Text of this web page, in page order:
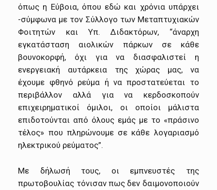
όπως η Εύβοια, όπου εδώ και χρόνια υπάρχει
-σύμφωνα με τον Σύλλογο των Μεταπτυχιακών
Φοιτητών και Υπ. Διδακτόρων, “άναρχη
εγκατάσταση αιολικών πάρκων σε κάθε
βουνοκορφή, όχι για να διασφαλιστεί η
ενεργειακή αυτάρκεια της χώρας μας, να
έχουμε φθηνό ρεύμα ή να προστατεύεται το
περιβάλλον αλλά για να κερδοσκοπούν
επιχειρηματικοί όμιλοι, οι οποίοι μάλιστα
επιδοτούνται από όλους εμάς με το «πράσινο
τέλος» που πληρώνουμε σε κάθε λογαριασμό
ηλεκτρικού ρεύματος”.
Με δήλωσή τους, οι εμπνευστές της
πρωτοβουλίας τόνισαν πως δεν δαιμονοποιούν